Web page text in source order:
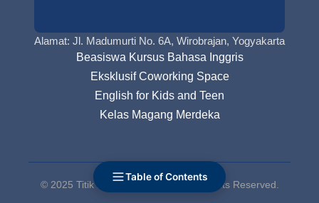
Table of Contents
Alamat: Jl. Madumurti No. 6A, Wirobrajan, Yogyakarta
Beasiswa Kursus Bahasa Inggris
Eksklusif Coworking Space
English for Kids and Teen
Kelas Magang Merdeka
© 2025 Titik Nol English Course. All Rights Reserved.